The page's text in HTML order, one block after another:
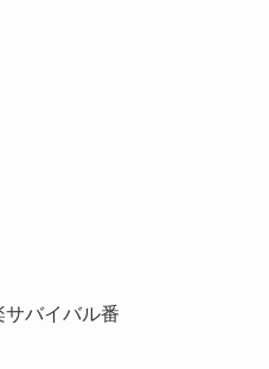
バイバル番